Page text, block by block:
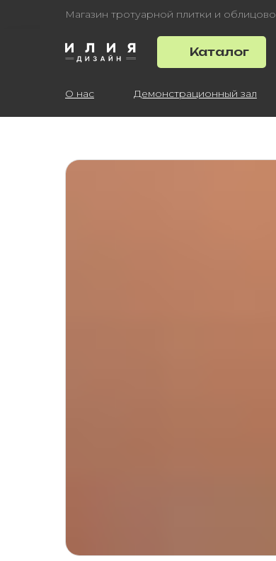
Магазин тротуарной плитки и
Каталог
О нас Демонстрационный зал